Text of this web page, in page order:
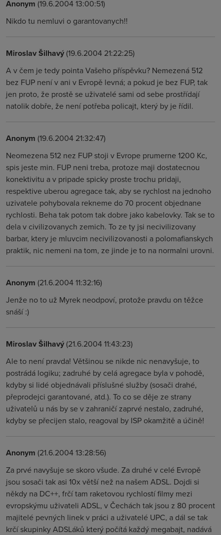
Anonym (19.6.2004 13:00:51)
Nikdo tu nemluvi o garantovanych!!
Miroslav Šilhavý(19.6.2004 21:22:25)
A v čem je tedy pointa Vašeho příspěvku? Nemezená 512
bez FUP není v ani v Evropě levná; a pokud je bez FUP, tak
jen proto, že prostě se uživatelé sami od sebe prostřídají
natolik dobře, že není potřeba policajt, který by je řídil.
Anonym (19.6.2004 21:32:47)
Neomezena 512 nez FUP stoji v Evrope prumerne 1200 Kc,
spis jeste min. FUP neni treba, protoze maji dostatecnou
konektivitu a v pripade spicky proste trochu pridaji,
respektive uberou agregace tak, aby se rychlost na jednoho
uzivatele pohybovala rekneme do 70 procent objednane
rychlosti. Beha tak potom tak dobre jako kabelovky. Tak se to
dela v civilizovanych zemich. To ze ty jsi necivilizovany
barbar, ktery je mluvcim necivilizovanosti a polomafianskych
praktik, nic nemeni na tom, ze jinde je to na normalni urovni.
Anonym (21.6.2004 11:32:16)
Jenže no to už Myrek neodpoví, protože pravdu on těžce
snáší :)
Miroslav Šilhavý(21.6.2004 11:43:23)
Ale to není pravda! Většinou se nikde nic nenavyšuje, to
postrádá logiku; zadruhé by celá agregace byla v pohodě,
kdyby si lidé objednávali příslušné služby (sosači drahé,
přeprodejci garantované, atd.). To co se děje ze strany
uživatelů u nás by se v zahraničí zaprvé nestalo, zadruhé,
kdyby se přecijen stalo, reagoval by ISP okamžitě a účině!
Anonym (21.6.2004 13:28:56)
Za prvé navyšuje se skoro všude. Za druhé v celé Evropě
jsou sosači tak asi 10x větší než na našem ADSL. Dojdi si
někdy na DC++, frčí tam raketovou rychlostí filmy mezi
evropskýmu uživateli ADSL, v Čechách tak jsou z 80 procent
majitelé pevných linek v práci a uživatelé UPC, a dál se tak
krčí skupinky ADSLáků který počítá každý megabajt, nadává